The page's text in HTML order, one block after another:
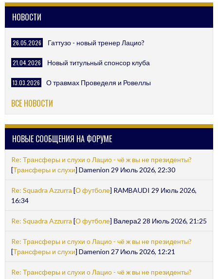
НОВОСТИ
26.05.2026 Гаттузо - новый тренер Лацио?
21.04.2026 Новый титульный спонсор клуба
13.03.2026 О травмах Проведеля и Ровеллы
ВСЕ НОВОСТИ
НОВЫЕ СООБЩЕНИЯ НА ФОРУМЕ
Re: Трансферы и слухи о Лацио - чё ж вы не президенты?
[Трансферы и слухи] Damenion 29 Июль 2026, 22:30
Re: Squadra Azzurra [О футболе] RAMBAUDI 29 Июль 2026,
16:34
Re: Squadra Azzurra [О футболе] Валера2 28 Июль 2026, 21:25
Re: Трансферы и слухи о Лацио - чё ж вы не президенты?
[Трансферы и слухи] Damenion 27 Июль 2026, 12:21
Re: Трансферы и слухи о Лацио - чё ж вы не президенты?